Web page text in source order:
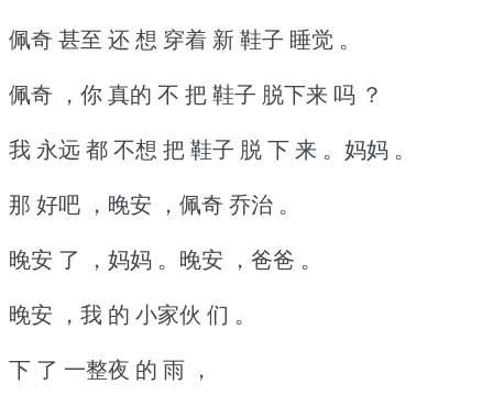
佩奇 甚至 还 想 穿着 新 鞋子 睡觉 。
佩奇 ，你 真的 不 把 鞋子 脱下来 吗 ？
我 永远 都 不想 把 鞋子 脱 下 来 。妈妈 。
那 好吧 ，晚安 ，佩奇 乔治 。
晚安 了 ，妈妈 。晚安 ，爸爸 。
晚安 ，我 的 小家伙 们 。
下 了 一整夜 的 雨 ，